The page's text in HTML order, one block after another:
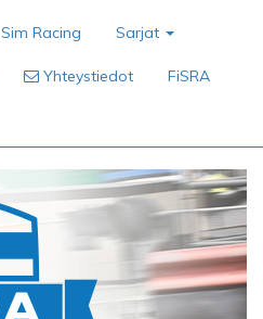
Sim Racing Sarjat
Yhteystiedot FiSRA